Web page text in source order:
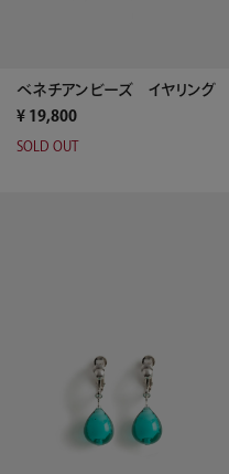
ベネチアンビーズ イヤリング
¥ 19,800
SOLD OUT